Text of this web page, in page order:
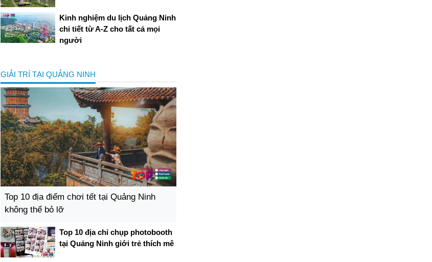
Kinh nghiệm du lịch Quảng Ninh
chi tiết từ A-Z cho tất cả mọi
người
GIẢI TRÍ TẠI QUẢNG NINH
Top 10 địa điểm chơi tết tại Quảng Ninh
không thể bỏ lỡ
Top 10 địa chỉ chụp photobooth
tại Quảng Ninh giới trẻ thích mê